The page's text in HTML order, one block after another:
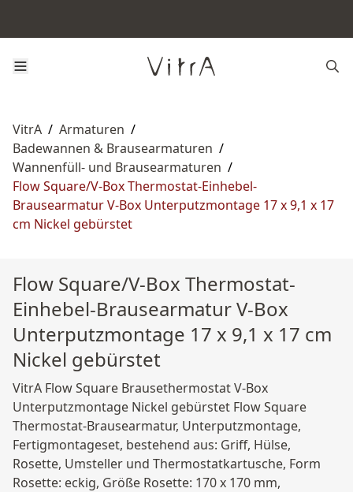
VitrA / Armaturen /
Badewannen & Brausearmaturen /
Wannenfüll- und Brausearmaturen /
Flow Square/V-Box Thermostat-Einhebel-
Brausearmatur V-Box Unterputzmontage 17 x 9,1 x 17
cm Nickel gebürstet
Flow Square/V-Box Thermostat-
Einhebel-Brausearmatur V-Box
Unterputzmontage 17 x 9,1 x 17 cm
Nickel gebürstet
VitrA Flow Square Brausethermostat V-Box
Unterputzmontage Nickel gebürstet Flow Square
Thermostat-Brausearmatur, Unterputzmontage,
Fertigmontageset, bestehend aus: Griff, Hülse,
Rosette, Umsteller und Thermostatkartusche, Form
Rosette: eckig, Größe Rosette: 170 x 170 mm,